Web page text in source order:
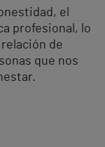
el
profesional, lo
de
que nos